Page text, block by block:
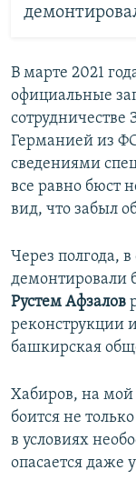
В марте 2021
официальные
сотрудничестве
Германией из
сведениями
все равно бюст
вид, что забыл
Через полгода,
демонтировали
Рустем Афзалов
реконструкции
башкирская
Хабиров, на мой
боится не
в условиях
опасается даже